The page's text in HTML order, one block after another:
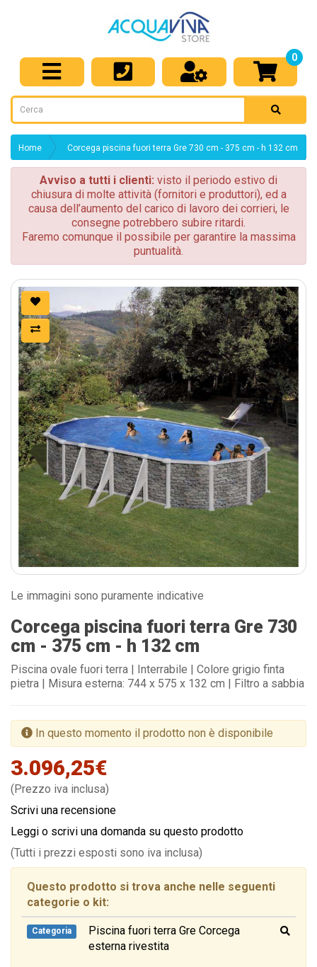
0
Home Corcega piscina fuori terra Gre 730 cm - 375 cm - h 132 cm
Avviso a tutti i clienti: visto il periodo estivo di
chiusura di molte attività (fornitori e produttori), ed a
causa dell’aumento del carico di lavoro dei corrieri, le
consegne potrebbero subire ritardi.
Faremo comunque il possibile per garantire la massima
puntualità.
Le immagini sono puramente indicative
Corcega piscina fuori terra Gre 730
cm - 375 cm - h 132 cm
Piscina ovale fuori terra | Interrabile | Colore grigio finta
pietra | Misura esterna: 744 x 575 x 132 cm | Filtro a sabbia
In questo momento il prodotto non è disponibile
3.096,25€
(Prezzo iva inclusa)
Scrivi una recensione
Leggi o scrivi una domanda su questo prodotto
(Tutti i prezzi esposti sono iva inclusa)
Questo prodotto si trova anche nelle seguenti
categorie o kit:
Categoria
Piscina fuori terra Gre Corcega
esterna rivestita